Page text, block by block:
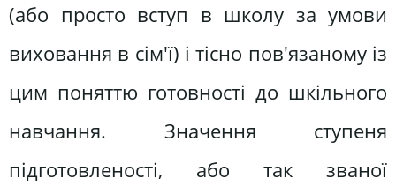
(або просто вступ в школу за умови
виховання в сім'ї) і тісно пов'язаному із
цим поняттю готовності до шкільного
навчання. Значення ступеня
підготовленості, або так званої